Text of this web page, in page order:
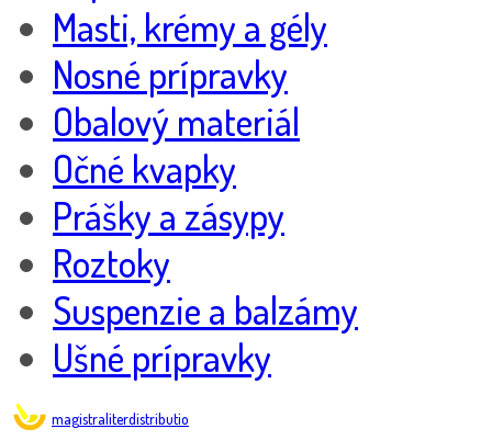
Masti, krémy a gély
Nosné prípravky
Obalový materiál
Očné kvapky
Prášky a zásypy
Roztoky
Suspenzie a balzámy
Ušné prípravky
magistraliterdistributio